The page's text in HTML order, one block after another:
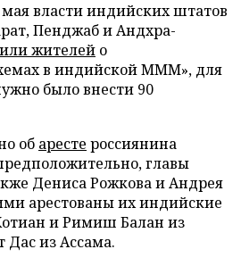
власти индийских штатов
Пенджаб и Андхра-
жителей о
в индийской МММ», для
было внести 90
об аресте россиянина
главы
Дениса Рожкова и Андрея
арестованы их индийские
и Римиш Балан из
из Ассама.